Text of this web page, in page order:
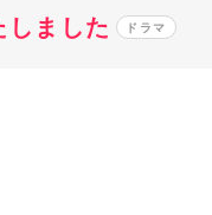
ました
ドラマ